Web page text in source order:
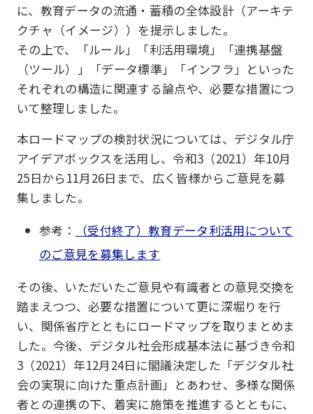
に、教育データの流通・蓄積の全体設計（アーキテ
クチャ（イメージ））を提示しました。
その上で、「ルール」「利活用環境」「連携基盤
（ツール）」「データ標準」「インフラ」といった
それぞれの構造に関連する論点や、必要な措置につ
いて整理しました。
本ロードマップの検討状況については、デジタル庁
アイデアボックスを活用し、令和3（2021）年10月
25日から11月26日まで、広く皆様からご意見を募
集しました。
参考：
（受付終了）教育データ利活用について
のご意見を募集します
その後、いただいたご意見や有識者との意見交換を
踏まえつつ、必要な措置について更に深堀りを行
い、関係省庁とともにロードマップを取りまとめま
した。今後、デジタル社会形成基本法に基づき令和
3（2021）年12月24日に閣議決定した「デジタル社
会の実現に向けた重点計画」とあわせ、多様な関係
者との連携の下、着実に施策を推進するとともに、